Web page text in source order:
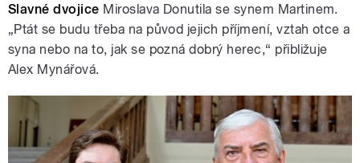
Slavné dvojice Miroslava Donutila se synem Martinem.
„Ptát se budu třeba na původ jejich příjmení, vztah otce a
syna nebo na to, jak se pozná dobrý herec,“ přibližuje
Alex Mynářová.